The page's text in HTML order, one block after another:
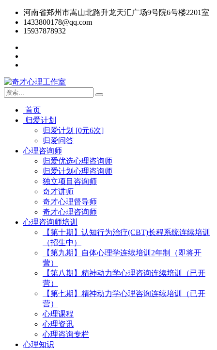
河南省郑州市嵩山北路升龙天汇广场9号院6号楼2201室
1433800178@qq.com
15937878932
首页
归爱计划
归爱计划 [0元6次]
归爱问答
心理咨询师
归爱优选心理咨询师
归爱计划心理咨询师
独立项目咨询师
奇才讲师
奇才心理督导师
奇才心理咨询师
心理咨询师培训
【第十期】认知行为治疗(CBT)长程系统连续培训
（招生中）
【第九期】自体心理学连续培训2年制（即将开
营）
【第八期】精神动力学心理咨询连续培训（已开
营）
【第七期】精神动力学心理咨询连续培训（已开
营）
心理课程
心理资讯
心理咨询专栏
心理知识